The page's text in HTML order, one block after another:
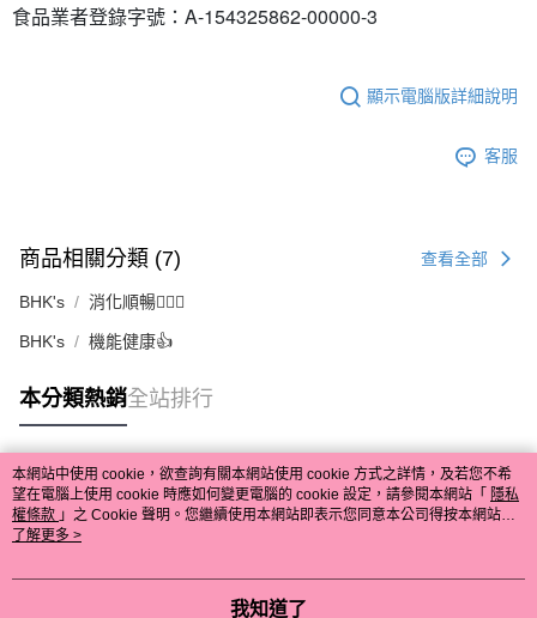
食品業者登錄字號：A-154325862-00000-3
顯示電腦版詳細說明
客服
商品相關分類 (7) 查看全部
BHK's 消化順暢🙆🏻‍♀️
BHK's 機能健康👍
本分類熱銷全站排行
熱門標籤
本網站中使用 cookie，欲查詢有關本網站使用 cookie 方式之詳情，及若您不希
望在電腦上使用 cookie 時應如何變更電腦的 cookie 設定，請參閱本網站「 隱私
權條款 」之 Cookie 聲明。您繼續使用本網站即表示您同意本公司得按本網站使
用條款之 Cookie 聲明使用 cookie。
了解更多 >
我知道了